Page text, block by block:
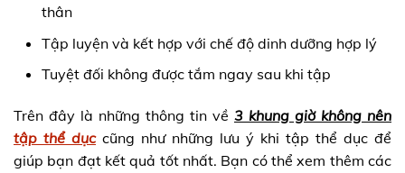
thân
Tập luyện và kết hợp với chế độ dinh dưỡng hợp lý
Tuyệt đối không được tắm ngay sau khi tập
Trên đây là những thông tin về 3 khung giờ không nên
tập thể dụccũng như những lưu ý khi tập thể dục để
giúp bạn đạt kết quả tốt nhất. Bạn có thể xem thêm các